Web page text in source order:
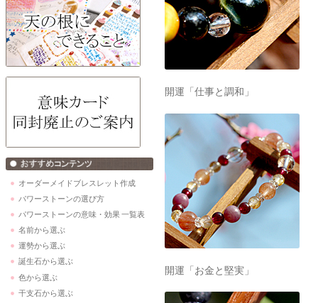
オーダーメイドブレスレット作成
パワーストーンの選び方
パワーストーンの意味・効果 一覧表
名前から選ぶ
運勢から選ぶ
誕生石から選ぶ
色から選ぶ
干支石から選ぶ
開運「仕事と調和」
開運「お金と堅実」